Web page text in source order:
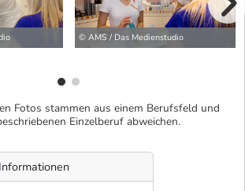
© AMS / Das Medienstudio
Fotos stammen aus einem Berufsfeld und
Einzelberuf abweichen.